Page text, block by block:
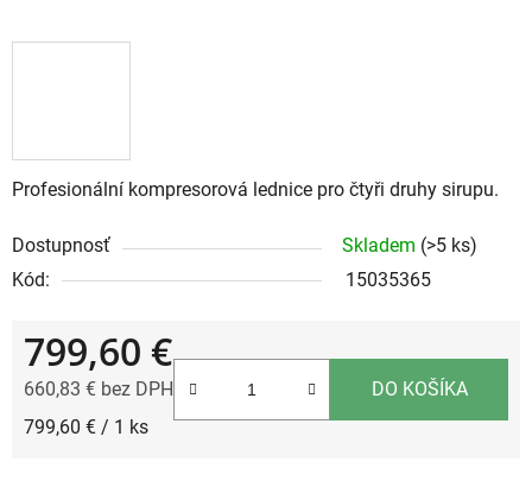
Profesionální kompresorová lednice pro čtyři druhy sirupu.
Dostupnosť Skladem (>5 ks)
Kód:
15035365
799,60 €
660,83 € bez DPH
Jednotková cena:
799,60 € / 1 ks
DO KOŠÍKA